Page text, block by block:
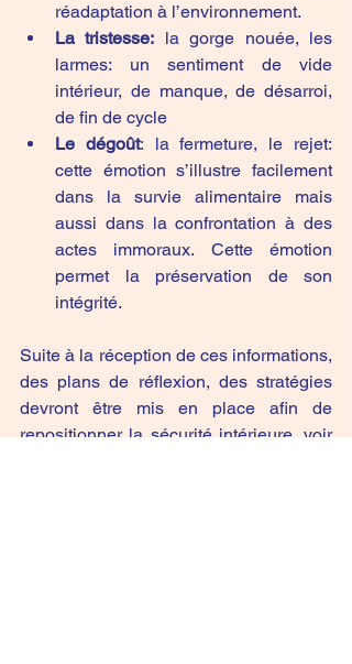
réadaptation à l’environnement.
La tristesse: la gorge nouée, les
larmes: un sentiment de vide
intérieur, de manque, de désarroi,
de fin de cycle
Le dégoût: la fermeture, le rejet:
cette émotion s’illustre facilement
dans la survie alimentaire mais
aussi dans la confrontation à des
actes immoraux. Cette émotion
permet la préservation de son
intégrité.
Suite à la réception de ces informations,
des plans de réflexion, des stratégies
devront être mis en place afin de
repositionner la sécurité intérieure, voir